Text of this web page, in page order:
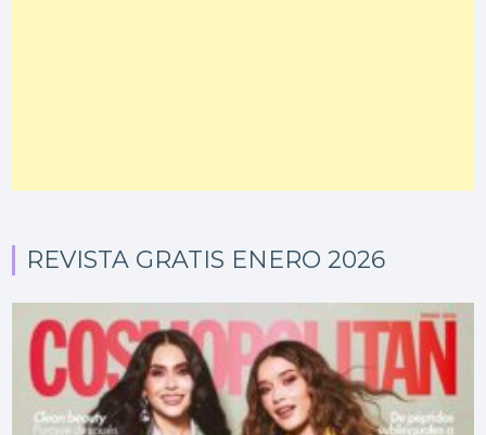
REVISTA GRATIS ENERO 2026